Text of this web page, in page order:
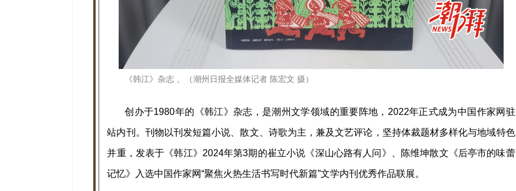
《韩江》杂志 。（潮州日报全媒体记者 陈宏文 摄）
创办于1980年的《韩江》杂志，是潮州文学领域的重要阵地，2022年正式成为中国作家网驻
站内刊。刊物以刊发短篇小说、散文、诗歌为主，兼及文艺评论，坚持体裁题材多样化与地域特色
并重，发表于《韩江》2024年第3期的崔立小说《深山心路有人问》、陈维坤散文《后亭市的味蕾
记忆》入选中国作家网“聚焦火热生活书写时代新篇”文学内刊优秀作品联展。